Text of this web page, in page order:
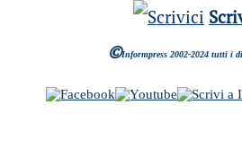
©Informpress 2002-2024 tutti i